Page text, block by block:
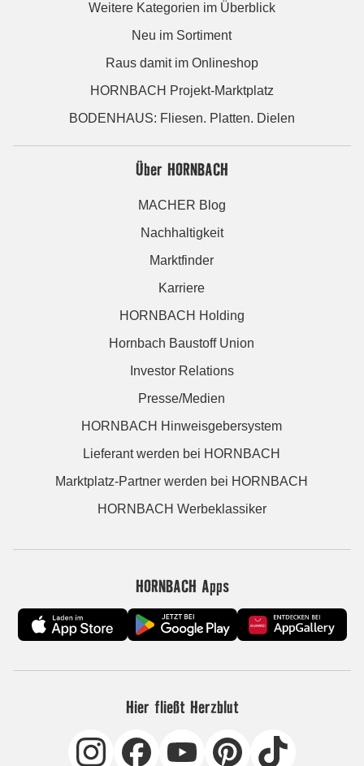
Weitere Kategorien im Überblick
Neu im Sortiment
Raus damit im Onlineshop
HORNBACH Projekt-Marktplatz
BODENHAUS: Fliesen. Platten. Dielen
Über HORNBACH
MACHER Blog
Nachhaltigkeit
Marktfinder
Karriere
HORNBACH Holding
Hornbach Baustoff Union
Investor Relations
Presse/Medien
HORNBACH Hinweisgebersystem
Lieferant werden bei HORNBACH
Marktplatz-Partner werden bei HORNBACH
HORNBACH Werbeklassiker
HORNBACH Apps
Hier fließt Herzblut